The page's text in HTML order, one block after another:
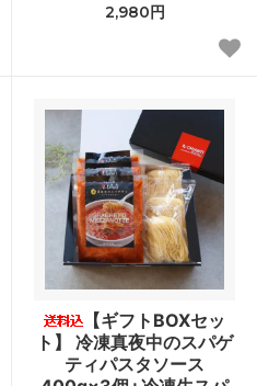
2,980円
【ギフトBOXセッ
ト】 冷凍真夜中のスパゲ
ティパスタソース